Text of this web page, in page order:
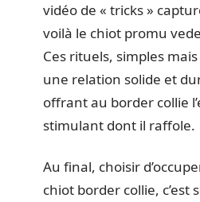
vidéo de « tricks »
voilà le chiot promu
Ces rituels, simples
une relation solide et
offrant au border collie
stimulant dont il raffole.
Au final, choisir
chiot border collie, c’est